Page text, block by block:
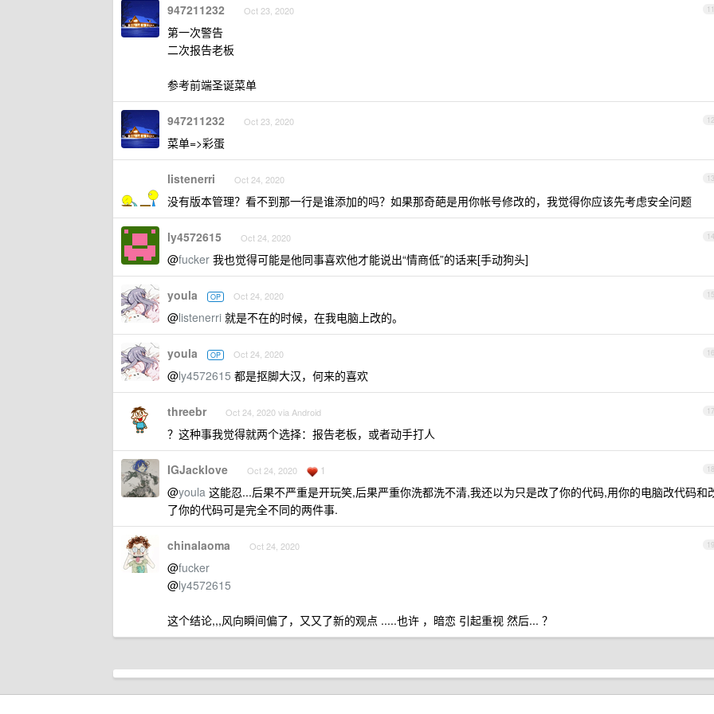
11
947211232 Oct 23, 2020
第一次警告
二次报告老板
参考前端圣诞菜单
12
947211232 Oct 23, 2020
菜单=>彩蛋
13
listenerri Oct 24, 2020
没有版本管理？看不到那一行是谁添加的吗？如果那奇葩是用你帐号修改的，我觉得你应该先考虑安全问题
14
ly4572615 Oct 24, 2020
@fucker 我也觉得可能是他同事喜欢他才能说出“情商低”的话来[手动狗头]
15
youla OP Oct 24, 2020
@listenerri 就是不在的时候，在我电脑上改的。
16
youla OP Oct 24, 2020
@ly4572615 都是抠脚大汉，何来的喜欢
17
threebr Oct 24, 2020 via Android
？这种事我觉得就两个选择：报告老板，或者动手打人
18
IGJacklove Oct 24, 2020 1
@youla 这能忍...后果不严重是开玩笑,后果严重你洗都洗不清,我还以为只是改了你的代码,用你的电脑改代码和
了你的代码可是完全不同的两件事.
19
chinalaoma Oct 24, 2020
@fucker
@ly4572615
这个结论,,,风向瞬间偏了，又又了新的观点 .....也许 ，暗恋 引起重视 然后... ？